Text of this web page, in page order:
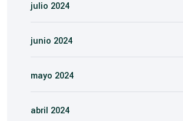
julio 2024
junio 2024
mayo 2024
abril 2024